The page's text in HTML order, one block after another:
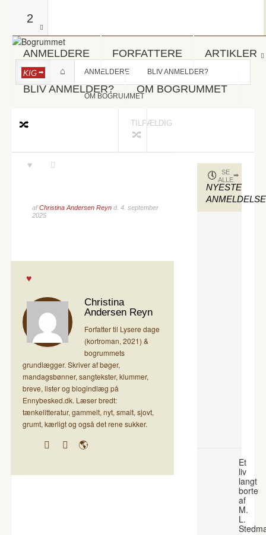
2
ANMELDERE FORFATTERE ARTIKLER
BLIV ANMELDER? OM BOGRUMMET
KIG ANMELDERE BLIV ANMELDER?
OM BOGRUMMET
TILFÆLDIG
afChristina Andersen Reyn d. 4. september
2025
Christina
Andersen Reyn
Forfatter til Lysere dage
(kortroman, 2021) &
bogrummets
grundlægger. Skriver af bøger,
mandagsbønner, sangtekster, klummer,
breve, lister og blogindlæg på
Ennybesked.dk. Læser bredt:
tænkelitteratur, gammelt, nyt, smalt, sjovt,
grumt, kærligt og også det rene sukker.
NYESTE
SE
ALLE
Et
liv
langt
borte
af
M.
L.